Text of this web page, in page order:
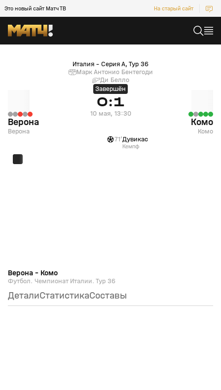
Это новый сайт Матч ТВ На старый сайт
Италия - Серия А, Тур 36
Марк Антонио Бентегоди
Ди Белло
Верона
Верона
Завершён
0:1
10 мая, 13:30
Комо
Комо
Дувикас
Кемпф
71’
Верона - Комо
Футбол. Чемпионат Италии. Тур 36
Детали Статистика Составы